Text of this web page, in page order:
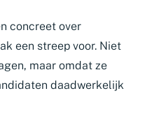
concreet over
een streep voor. Niet
maar omdat ze
daadwerkelijk